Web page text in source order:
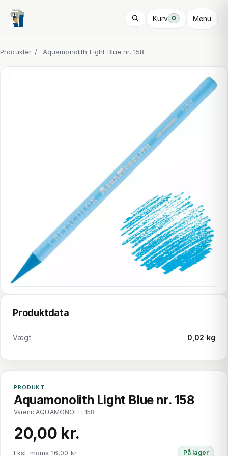
Kurv 0 Menu
Produkter / Aquamonolith Light Blue nr. 158
Produktdata
Vægt 0,02 kg
PRODUKT
Aquamonolith Light Blue nr. 158
Varenr: AQUAMONOLIT158
20,00 kr.
Eksl. moms 16,00 kr. På lager